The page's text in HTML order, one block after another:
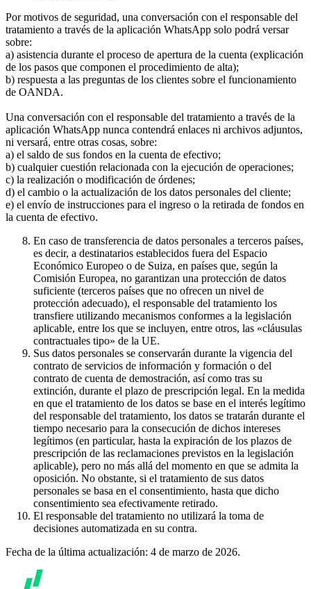
Por motivos de seguridad, una conversación con el responsable del
tratamiento a través de la aplicación WhatsApp solo podrá versar
sobre:
a) asistencia durante el proceso de apertura de la cuenta (explicación
de los pasos que componen el procedimiento de alta);
b) respuesta a las preguntas de los clientes sobre el funcionamiento
de OANDA.
Una conversación con el responsable del tratamiento a través de la
aplicación WhatsApp nunca contendrá enlaces ni archivos adjuntos,
ni versará, entre otras cosas, sobre:
a) el saldo de sus fondos en la cuenta de efectivo;
b) cualquier cuestión relacionada con la ejecución de operaciones;
c) la realización o modificación de órdenes;
d) el cambio o la actualización de los datos personales del cliente;
e) el envío de instrucciones para el ingreso o la retirada de fondos en
la cuenta de efectivo.
En caso de transferencia de datos personales a terceros países,
es decir, a destinatarios establecidos fuera del Espacio
Económico Europeo o de Suiza, en países que, según la
Comisión Europea, no garantizan una protección de datos
suficiente (terceros países que no ofrecen un nivel de
protección adecuado), el responsable del tratamiento los
transfiere utilizando mecanismos conformes a la legislación
aplicable, entre los que se incluyen, entre otros, las «cláusulas
contractuales tipo» de la UE.
Sus datos personales se conservarán durante la vigencia del
contrato de servicios de información y formación o del
contrato de cuenta de demostración, así como tras su
extinción, durante el plazo de prescripción legal. En la medida
en que el tratamiento de los datos se base en el interés legítimo
del responsable del tratamiento, los datos se tratarán durante el
tiempo necesario para la consecución de dichos intereses
legítimos (en particular, hasta la expiración de los plazos de
prescripción de las reclamaciones previstos en la legislación
aplicable), pero no más allá del momento en que se admita la
oposición. No obstante, si el tratamiento de sus datos
personales se basa en el consentimiento, hasta que dicho
consentimiento sea efectivamente retirado.
El responsable del tratamiento no utilizará la toma de
decisiones automatizada en su contra.
Fecha de la última actualización: 4 de marzo de 2026.